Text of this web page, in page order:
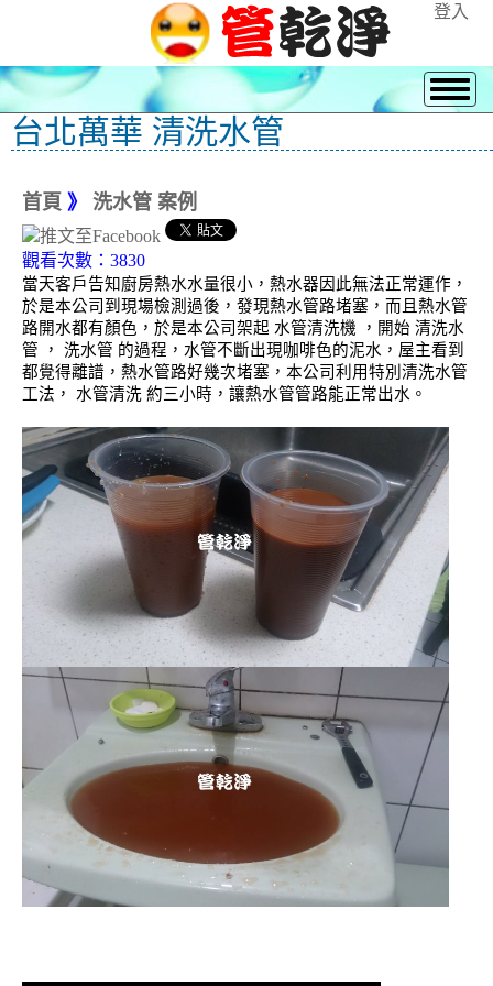
登入
台北萬華 清洗水管
首頁 》 洗水管 案例
觀看次數：3830
當天客戶告知廚房熱水水量很小，熱水器因此無法正常運作，
於是本公司到現場檢測過後，發現熱水管路堵塞，而且熱水管
路開水都有顏色，於是本公司架起 水管清洗機 ，開始 清洗水
管 ， 洗水管 的過程，水管不斷出現咖啡色的泥水，屋主看到
都覺得離譜，熱水管路好幾次堵塞，本公司利用特別清洗水管
工法， 水管清洗 約三小時，讓熱水管管路能正常出水。